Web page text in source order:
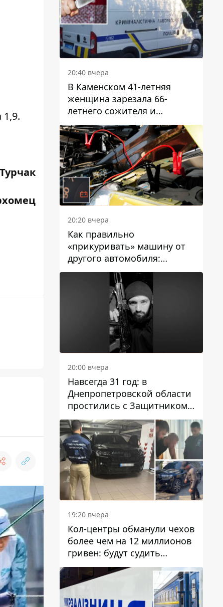
20:40 вчера
В Каменском 41-летняя
женщина зарезала 66-
летнего сожителя и
пыталась обмануть
полицейских
20:20 вчера
Как правильно
«прикуривать» машину от
другого автомобиля:
инструкция для водителей
20:00 вчера
Навсегда 31 год: в
Днепропетровской области
простились с Защитником
Александром Репиным
19:20 вчера
Кол-центры обманули чехов
более чем на 12 миллионов
гривен: будут судить
днепрянина,
организовавшего
транснациональную
преступную организацию